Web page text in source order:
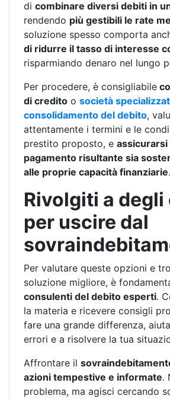
di combinare diversi debiti in
rendendo più gestibili le rate
soluzione spesso comporta
di ridurre il tasso di interesse
risparmiando denaro nel lungo
Per procedere, è consigliabile
di credito o società
consolidamento del debito,
attentamente i termini e le
prestito proposto, e assicurarsi
pagamento risultante sia
alle proprie capacità finanziarie.
Rivolgiti a
per uscire dal
Per valutare queste opzioni e
soluzione migliore, è
consulenti del debito esperti.
la materia e ricevere consigli
fare una grande differenza,
errori e a risolvere la tua
Affrontare il
azioni tempestive e informate.
problema, ma agisci cercando